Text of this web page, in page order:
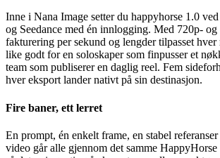
Inne i Nana Image setter du happyhorse 1.0
og Seedance med én innlogging. Med 720p-
fakturering per sekund og lengder tilpasset hver
like godt for en soloskaper som finpusser et
team som publiserer en daglig reel. Fem
hver eksport lander nativt på sin destinasjon.
Fire baner, ett lerret
En prompt, én enkelt frame, en stabel
video går alle gjennom det samme HappyHorse